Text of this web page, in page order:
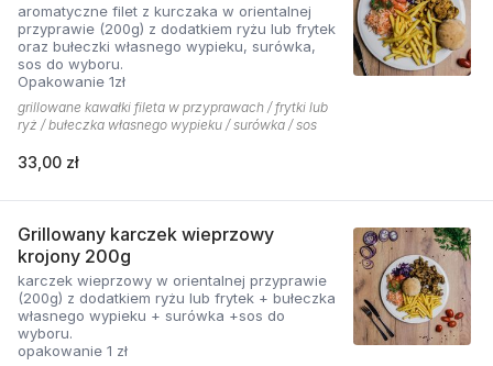
aromatyczne filet z kurczaka w orientalnej
przyprawie (200g) z dodatkiem ryżu lub frytek
oraz bułeczki własnego wypieku, surówka,
sos do wyboru.
Opakowanie 1zł
grillowane kawałki fileta w przyprawach / frytki lub
ryż / bułeczka własnego wypieku / surówka / sos
33,00 zł
Grillowany karczek wieprzowy
krojony 200g
karczek wieprzowy w orientalnej przyprawie
(200g) z dodatkiem ryżu lub frytek + bułeczka
własnego wypieku + surówka +sos do
wyboru.
opakowanie 1 zł